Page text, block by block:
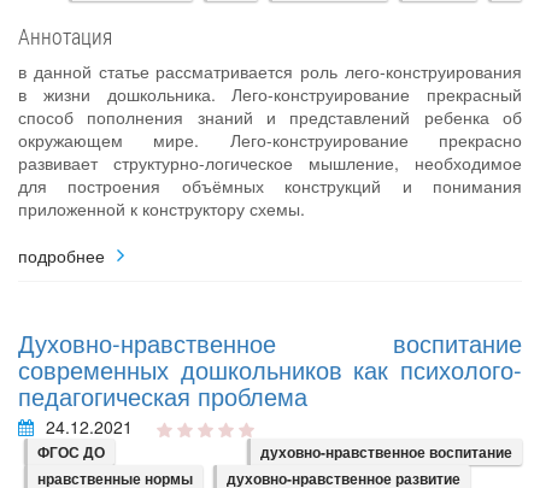
Аннотация
в данной статье рассматривается роль лего-конструирования
в жизни дошкольника. Лего-конструирование прекрасный
способ пополнения знаний и представлений ребенка об
окружающем мире. Лего-конструирование прекрасно
развивает структурно-логическое мышление, необходимое
для построения объёмных конструкций и понимания
приложенной к конструктору схемы.
подробнее
Духовно-нравственное воспитание
современных дошкольников как психолого-
педагогическая проблема
24.12.2021
ФГОС ДО
духовно-нравственное воспитание
нравственные нормы
духовно-нравственное развитие